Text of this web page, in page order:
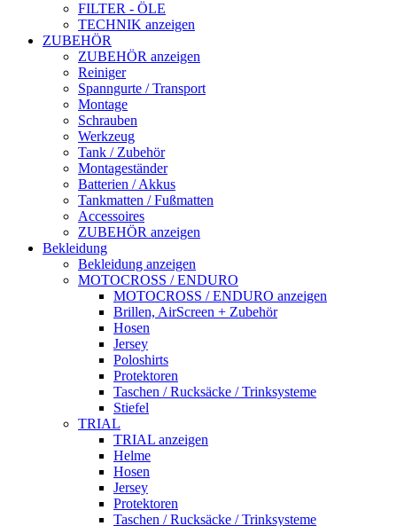
FILTER - ÖLE
TECHNIK anzeigen
ZUBEHÖR
ZUBEHÖR anzeigen
Reiniger
Spanngurte / Transport
Montage
Schrauben
Werkzeug
Tank / Zubehör
Montageständer
Batterien / Akkus
Tankmatten / Fußmatten
Accessoires
ZUBEHÖR anzeigen
Bekleidung
Bekleidung anzeigen
MOTOCROSS / ENDURO
MOTOCROSS / ENDURO anzeigen
Brillen, AirScreen + Zubehör
Hosen
Jersey
Poloshirts
Protektoren
Taschen / Rucksäcke / Trinksysteme
Stiefel
TRIAL
TRIAL anzeigen
Helme
Hosen
Jersey
Protektoren
Taschen / Rucksäcke / Trinksysteme